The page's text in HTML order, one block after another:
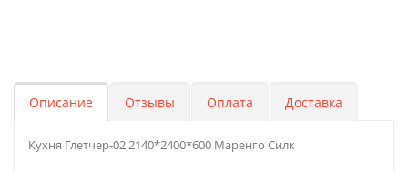
Описание Отзывы Оплата Доставка
Кухня Глетчер-02 2140*2400*600 Маренго Силк